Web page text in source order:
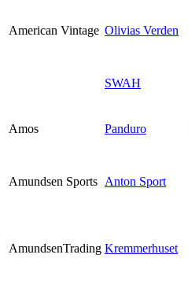
American Vintage Olivias Verden
SWAH
Amos Panduro
Amundsen Sports Anton Sport
AmundsenTrading Kremmerhuset